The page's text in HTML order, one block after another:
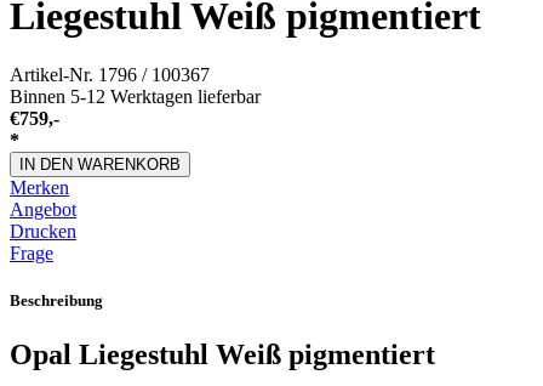
Liegestuhl Weiß pigmentiert
Artikel-Nr. 1796 / 100367
Binnen 5-12 Werktagen lieferbar
€759,-
*
IN DEN WARENKORB
Merken
Angebot
Drucken
Frage
Beschreibung
Opal Liegestuhl Weiß pigmentiert